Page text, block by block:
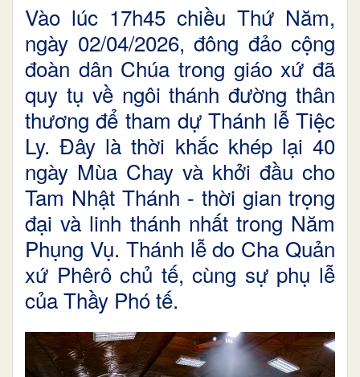
Vào lúc 17h45 chiều Thứ Năm,
ngày 02/04/2026, đông đảo cộng
đoàn dân Chúa trong giáo xứ đã
quy tụ về ngôi thánh đường thân
thương để tham dự Thánh lễ Tiệc
Ly. Đây là thời khắc khép lại 40
ngày Mùa Chay và khởi đầu cho
Tam Nhật Thánh - thời gian trọng
đại và linh thánh nhất trong Năm
Phụng Vụ. Thánh lễ do Cha Quản
xứ Phêrô chủ tế, cùng sự phụ lễ
của Thầy Phó tế.